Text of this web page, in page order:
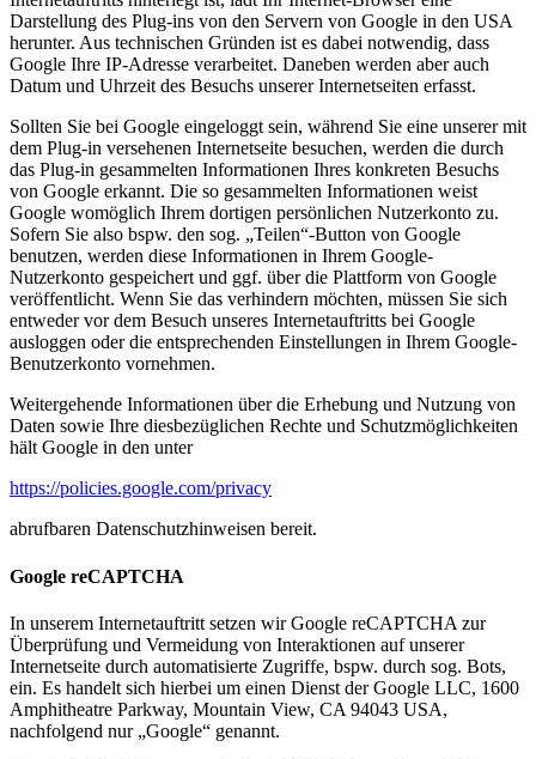
Darstellung des Plug-ins von den Servern von Google in den USA
herunter. Aus technischen Gründen ist es dabei notwendig, dass
Google Ihre IP-Adresse verarbeitet. Daneben werden aber auch
Datum und Uhrzeit des Besuchs unserer Internetseiten erfasst.
Sollten Sie bei Google eingeloggt sein, während Sie eine unserer mit
dem Plug-in versehenen Internetseite besuchen, werden die durch
das Plug-in gesammelten Informationen Ihres konkreten Besuchs
von Google erkannt. Die so gesammelten Informationen weist
Google womöglich Ihrem dortigen persönlichen Nutzerkonto zu.
Sofern Sie also bspw. den sog. „Teilen“-Button von Google
benutzen, werden diese Informationen in Ihrem Google-
Nutzerkonto gespeichert und ggf. über die Plattform von Google
veröffentlicht. Wenn Sie das verhindern möchten, müssen Sie sich
entweder vor dem Besuch unseres Internetauftritts bei Google
ausloggen oder die entsprechenden Einstellungen in Ihrem Google-
Benutzerkonto vornehmen.
Weitergehende Informationen über die Erhebung und Nutzung von
Daten sowie Ihre diesbezüglichen Rechte und Schutzmöglichkeiten
hält Google in den unter
https://policies.google.com/privacy
abrufbaren Datenschutzhinweisen bereit.
Google reCAPTCHA
In unserem Internetauftritt setzen wir Google reCAPTCHA zur
Überprüfung und Vermeidung von Interaktionen auf unserer
Internetseite durch automatisierte Zugriffe, bspw. durch sog. Bots,
ein. Es handelt sich hierbei um einen Dienst der Google LLC, 1600
Amphitheatre Parkway, Mountain View, CA 94043 USA,
nachfolgend nur „Google“ genannt.